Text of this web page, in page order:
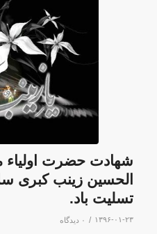
شهادت حضرت اولیاء
الحسین زینب کبری
تسلیت باد.
۱۳۹۶-۰۱-۲۳ / ۰ دیدگاه